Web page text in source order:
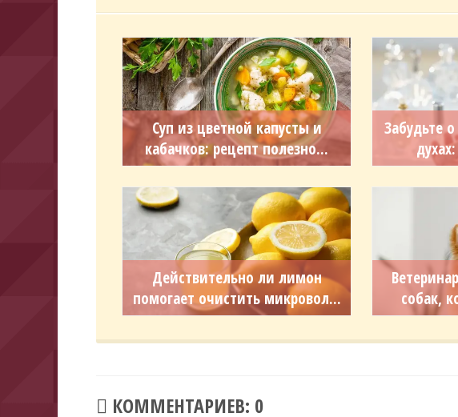
Суп из цветной капусты и
кабачков: рецепт полезно...
Забудьте
Действительно ли лимон
помогает очистить микровол...
собак,
КОММЕНТАРИЕВ: 0